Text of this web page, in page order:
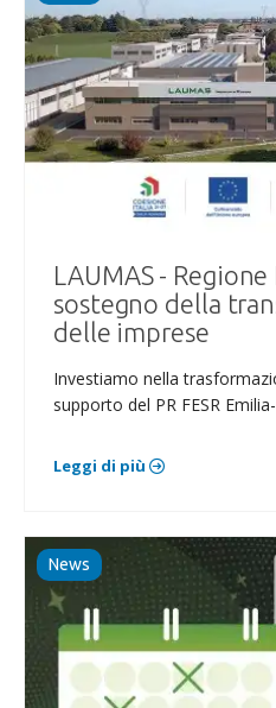
LAUMAS -
sostegno della
delle imprese
Investiamo nella
supporto del PR FESR
Leggi di più
News